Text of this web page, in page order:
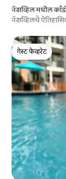
नॅशव्हिल मधील
नॅशव्हिलचे
गेस्ट फेव्हरेट
गेस्ट फेव्हरेट